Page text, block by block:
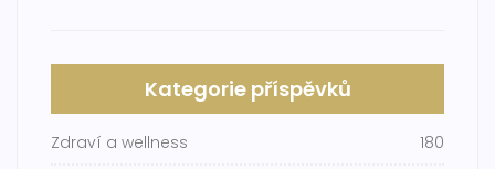
Kategorie příspěvků
Zdraví a wellness 180